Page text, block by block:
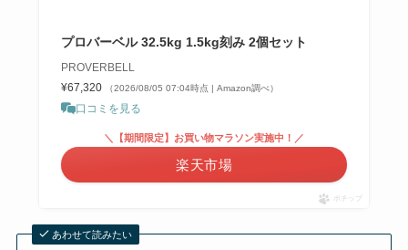
プロバーベル 32.5kg 1.5kg刻み 2個セット
PROVERBELL
¥67,320
（2026/08/05 07:04時点 | Amazon調べ）
口コミを見る
＼【期間限定】お買い物マラソン実施中！／
楽天市場
ポチップ
あわせて読みたい